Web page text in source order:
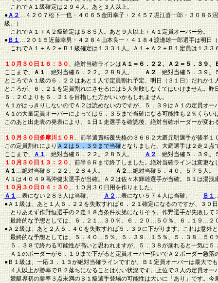
これでＡ１級確定は２９４人。あと３人以上。
●Ａ２…４２０７松下一也・４０６５金田幸子・２４５７堀江喜一郎・３０８６
級。）
これでＡ１＋Ａ２級確定は５８５人。あと９人以上＋Ａ１定員オーバー分。
●Ｂ１…２０１５近藤幸男・４２８４山本良一・４１８４渡邊雄一郎選手は明日
これでＡ１＋Ａ２＋Ｂ１級確定は１３３１人。Ａ１＋Ａ２＋Ｂ１定員は１３３
１０月３０日１６：３０、絶対当確ラインはＡ１＝６．２２、Ａ２＝５．３９、
ここまで、 Ａ１…絶対当確６．２２。２８８人。Ａ２…絶対当確５．３９
ところでＡ１級の６．２２はあと１人で定員割れ予定、明日（３１日）だれか
ところが、６．２１を定員割れにさせるには５人失敗しなくてはいけません。
６．２０よりも６．２１を目指した方がいいかもしれません。
Ａ１がはっきりしないのでＡ２は読めないのですが、５．３９はＡ１の定員オ
Ａ１の大量定員オーバーによっては５．３５まで当確になる可能性も２％くらい
このあと出走表の発表により、１日１走選手を確認後、絶対当確ボーダーが変わ
１０月３０日多摩川１０Ｒ、前半選責転覆失格の３６６２大庭元明選手が後半
この定員割れによりＡ２は５．３９まで当確となりました。大庭選手は２走２点
ここまで、 Ａ１…絶対当確６．２２。２８５人。Ａ２…絶対当確５．３９
１０月３０日１３：２０、前半６Ｒまで終了しました。絶対当確ラインは変更な
Ａ１…絶対当確６．２２。２８４人。 Ａ２ …絶対当確５．４０。５７５
Ａ１は４０４９高沖健太選手が当確。Ａ２は佐々木輝雄選手が当確。Ｂ１は湯
１０月３０日０４：３０、１０月３０日用を作りました。
Ａ１…表にない２８３人は当確。 Ａ２ …表にない５７４人は当確。 Ｂ１
●Ａ１級は、あと１人６．２２を失敗すれば６．２１確定になるのですが、３０
とりあえず作野恒選手の２走１８点条件次第になりそう。作野選手が失敗して
最終的な予想としては、６．２１…３０％、６．２０…５０％、６．１９…２
●Ａ２級は、あと２人５．４０を失敗すれば５．３９に下がります。これは意外
最終的な予想としては、５．４０…５％、５．３９…１５％、５．３８…５０
５．３８で終わる可能性が高いと思われますが、５．３８が崩れると一気に５
Ａ１のボーダーが６．１９まで下がると定員オーバー狙いでＡ２ボーダー急落
●Ｂ１級は、一応３．１３が絶対当確ラインですが、Ｂ１定員オーバーは最大で
４人以上が勝率でＢ２落ちになることはない状況です。上位で３人の定員オー
競艇界初の勝率３点未満のＢ１級選手登場の可能性は大いに「あり」です。今